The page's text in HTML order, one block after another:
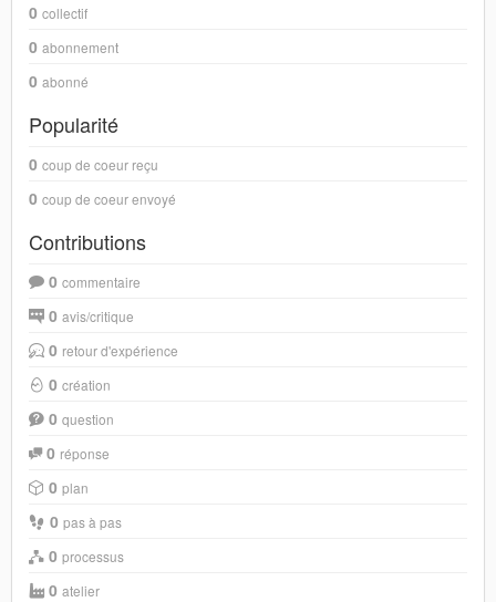
0 collectif
0 abonnement
0 abonné
Popularité
0 coup de coeur reçu
0 coup de coeur envoyé
Contributions
0 commentaire
0 avis/critique
0 retour d'expérience
0 création
0 question
0 réponse
0 plan
0 pas à pas
0 processus
0 atelier